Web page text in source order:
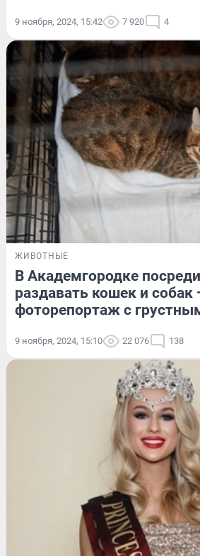
9 ноября, 2024, 15:42 7 920 4
ЖИВОТНЫЕ
В Академгородке
раздавать кошек и собак
фоторепортаж с
9 ноября, 2024, 15:10 22 076 138